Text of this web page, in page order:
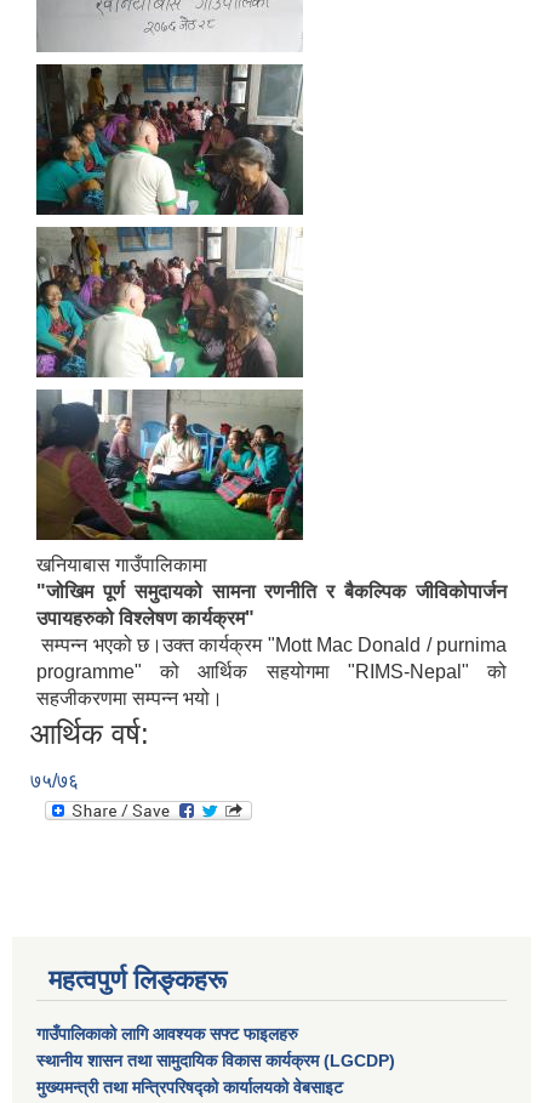
खनियाबास गाउँपालिकामा
"जोखिम पूर्ण समुदायको सामना रणनीति र बैकल्पिक जीविकोपार्जन
उपायहरुको विश्लेषण कार्यक्रम"
सम्पन्न भएको छ।उक्त कार्यक्रम "Mott Mac Donald / purnima
programme" को आर्थिक सहयोगमा "RIMS-Nepal" को
सहजीकरणमा सम्पन्न भयो।
आर्थिक वर्ष:
७५/७६
महत्वपुर्ण लिङ्कहरू
गाउँपालिकाको लागि आवश्यक सफ्ट फाइलहरु
स्थानीय शासन तथा सामुदायिक विकास कार्यक्रम (LGCDP)
मुख्यमन्त्री तथा मन्त्रिपरिषद्को कार्यालयको वेबसाइट